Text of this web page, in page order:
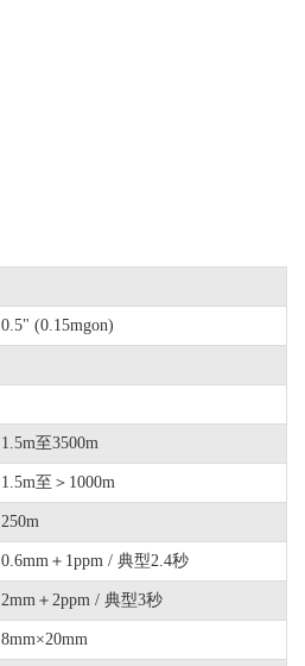
0.5" (0.15mgon)
1.5m至3500m
1.5m至＞1000m
250m
0.6mm＋1ppm / 典型2.4秒
2mm＋2ppm / 典型3秒
8mm×20mm